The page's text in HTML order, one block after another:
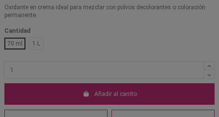
Oxidante en crema ideal para mezclar con polvos decolorantes o coloración
permanente.
Cantidad
70 ml
1 L
Añadir al carrito